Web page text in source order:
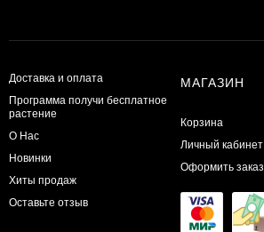
Доставка и оплата
Программа получи бесплатное
растение
О Нас
Новинки
Хиты продаж
Оставьте отзыв
МАГАЗИН
Корзина
Личный кабинет
Оформить заказ